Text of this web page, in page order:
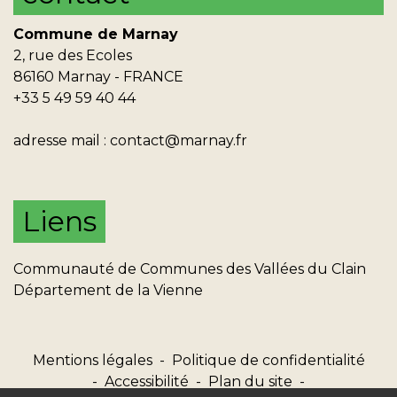
Commune de Marnay
2, rue des Ecoles
86160 Marnay - FRANCE
+33 5 49 59 40 44
adresse mail : contact@marnay.fr
Liens
Communauté de Communes des Vallées du Clain
Département de la Vienne
Mentions légales - Politique de confidentialité
- Accessibilité - Plan du site -